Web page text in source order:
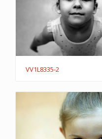
VV1L8335-2